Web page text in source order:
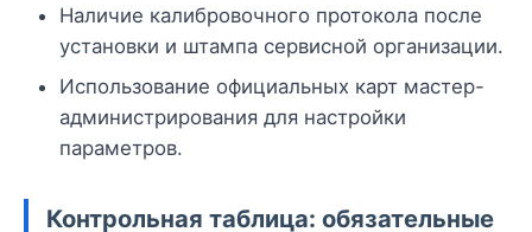
Наличие калибровочного протокола после
установки и штампа сервисной организации.
Использование официальных карт мастер-
администрирования для настройки
параметров.
Контрольная таблица: обязательные